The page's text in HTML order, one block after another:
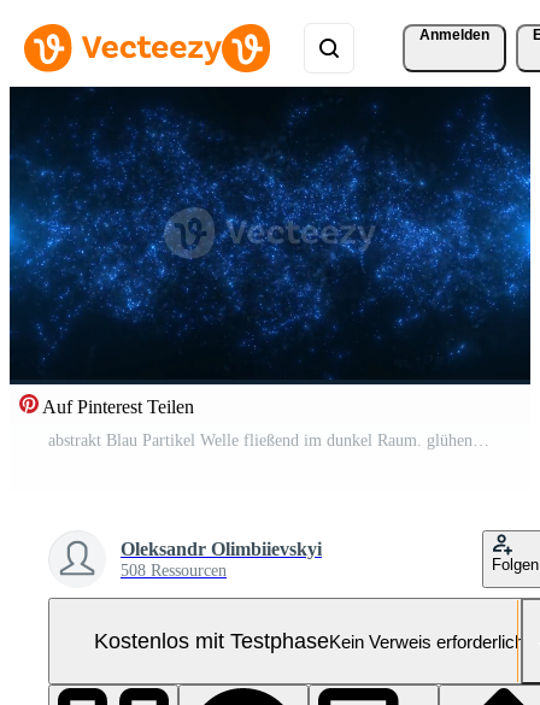
Anmelden
Auf Pinterest Teilen
abstrakt Blau Partikel Welle fließend im dunkel Raum. glühend Digital Energie Feld mit dynamisch Bewegung, futuristisch Hintergrund zum Technologie, Wissenschaft, Daten Visualisierung und kosmisch Konzepte. Pro Video
Oleksandr Olimbiievskyi
508 Ressourcen Folgen
Kostenlos mit TestphaseKein Verweis erforderlich